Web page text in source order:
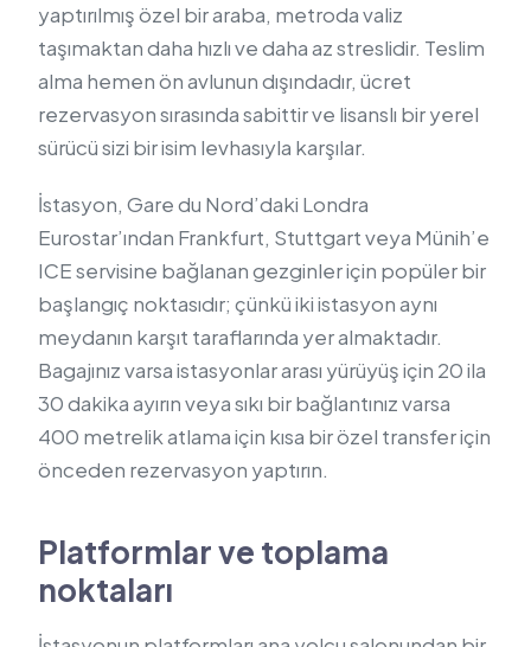
yaptırılmış özel bir araba, metroda valiz
taşımaktan daha hızlı ve daha az streslidir. Teslim
alma hemen ön avlunun dışındadır, ücret
rezervasyon sırasında sabittir ve lisanslı bir yerel
sürücü sizi bir isim levhasıyla karşılar.
İstasyon, Gare du Nord’daki Londra
Eurostar’ından Frankfurt, Stuttgart veya Münih’e
ICE servisine bağlanan gezginler için popüler bir
başlangıç ​​noktasıdır; çünkü iki istasyon aynı
meydanın karşıt taraflarında yer almaktadır.
Bagajınız varsa istasyonlar arası yürüyüş için 20 ila
30 dakika ayırın veya sıkı bir bağlantınız varsa
400 metrelik atlama için kısa bir özel transfer için
önceden rezervasyon yaptırın.
Platformlar ve toplama
noktaları